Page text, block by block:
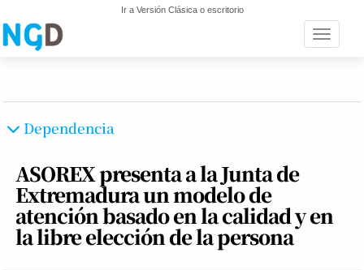
Ir a Versión Clásica o escritorio
Toggle
Dependencia
ASOREX presenta a la Junta de
Extremadura un modelo de
atención basado en la calidad y en
la libre elección de la persona